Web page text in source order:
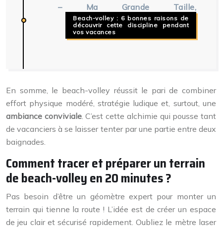
– Ma Grande Taille,
Beach-volley : 6 bonnes raisons de
découvrir cette discipline pendant
vos vacances
En somme, le beach-volley réussit le pari de combiner
effort physique modéré, stratégie ludique et, surtout, une
ambiance conviviale. C’est cette alchimie qui pousse tant
de vacanciers à se laisser tenter par une partie entre deux
baignades.
Comment tracer et préparer un terrain
de beach-volley en 20 minutes ?
Pas besoin d’être un géomètre expert pour monter un
terrain qui tienne la route ! L’idée est de créer un espace
de jeu clair et sécurisé rapidement. Oubliez le mètre laser